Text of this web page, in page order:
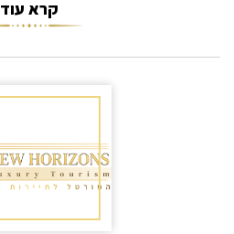
קרא עוד